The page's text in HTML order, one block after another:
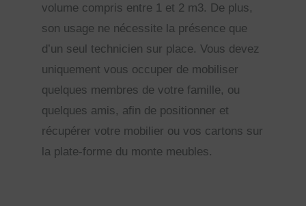
volume compris entre 1 et 2 m3. De plus,
son usage ne nécessite la présence que
d’un seul technicien sur place. Vous devez
uniquement vous occuper de mobiliser
quelques membres de votre famille, ou
quelques amis, afin de positionner et
récupérer votre mobilier ou vos cartons sur
la plate-forme du monte meubles.